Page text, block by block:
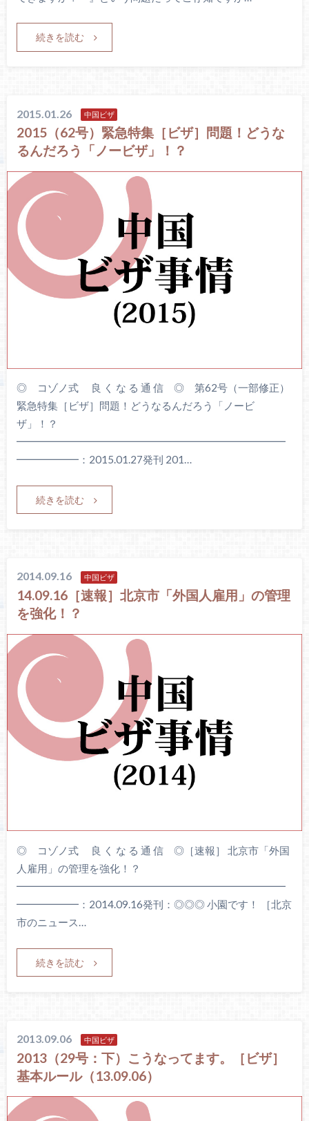
続きを読む
2015.01.26 中国ビザ
2015（62号）緊急特集［ビザ］問題！どうな
るんだろう「ノービザ」！？
◎ コゾノ式 良 く な る 通 信 ◎ 第62号（一部修正）
緊急特集［ビザ］問題！どうなるんだろう「ノービ
ザ」！？
━━━━━━━━━━━━━━━━━━━━━━━━━━
━━━━━━：2015.01.27発刊 201…
続きを読む
2014.09.16 中国ビザ
14.09.16［速報］北京市「外国人雇用」の管理
を強化！？
◎ コゾノ式 良 く な る 通 信 ◎［速報］ 北京市「外国
人雇用」の管理を強化！？
━━━━━━━━━━━━━━━━━━━━━━━━━━
━━━━━━：2014.09.16発刊：◎◎◎ 小園です！ ［北京
市のニュース…
続きを読む
2013.09.06 中国ビザ
2013（29号：下）こうなってます。［ビザ］
基本ルール（13.09.06）